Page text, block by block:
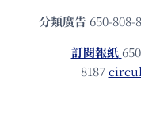
分類廣告 650-808-
訂閱報紙
8187